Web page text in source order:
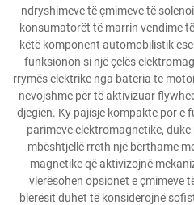
ndryshimeve të çmimeve të
konsumatorët të marrin vendime
këtë komponent automobilistik
funksionon si një çelës
rrymës elektrike nga bateria te
nevojshme për të aktivizuar
djegien. Ky pajisje kompakte por e
parimeve elektromagnetike,
mbështjellë rreth një bërthame
magnetike që aktivizojnë
vlerësohen opsionet e çmimeve
blerësit duhet të konsiderojnë